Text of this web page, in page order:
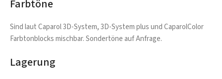
Farbtöne
Sind laut Caparol 3D-System, 3D-System plus und CaparolColor
Farbtonblocks mischbar. Sondertöne auf Anfrage.
Lagerung